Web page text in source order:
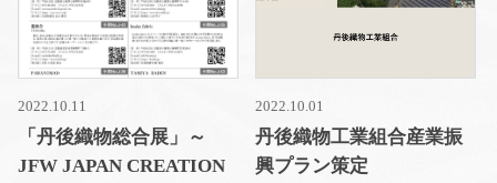
2022.10.11
「丹後織物総合展」～
JFW JAPAN CREATION
2022.10.01
丹後織物工業組合産業振
興プラン策定